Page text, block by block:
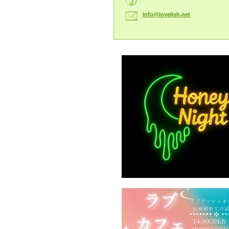
info@lovelish.net